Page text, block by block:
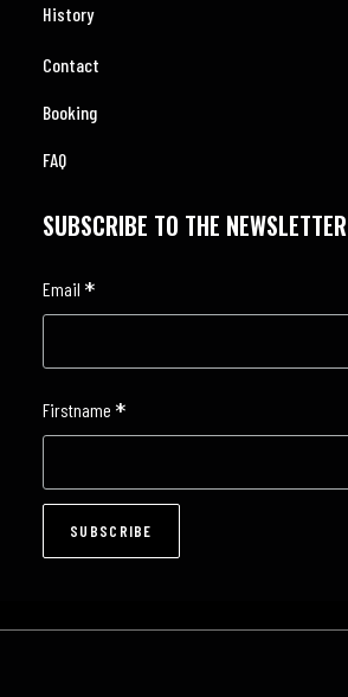
History
Contact
Booking
FAQ
SUBSCRIBE TO THE NEWSLETTER
Email *
Firstname *